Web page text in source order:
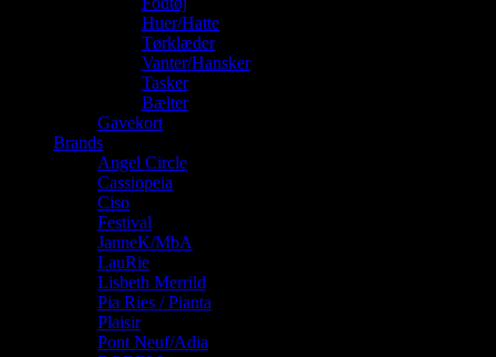
Huer/Hatte
Tørklæder
Vanter/Hansker
Tasker
Bælter
Gavekort
Brands
Angel Circle
Cassiopeia
Ciso
Festival
JanneK/MbA
LauRie
Lisbeth Merrild
Pia Ries / Pianta
Plaisir
Pont Neuf/Adia